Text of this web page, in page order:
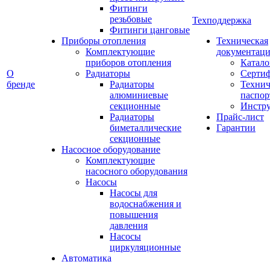
О
бренде
Фитинги
резьбовые
Фитинги цанговые
Приборы отопления
Комплектующие
приборов отопления
Радиаторы
Радиаторы
алюминиевые
секционные
Радиаторы
биметаллические
секционные
Насосное оборудование
Комплектующие
насосного оборудования
Насосы
Насосы для
водоснабжения и
повышения
давления
Насосы
циркуляционные
Автоматика
Техподдержка
Техническая
Прайс-лист
Гарантии